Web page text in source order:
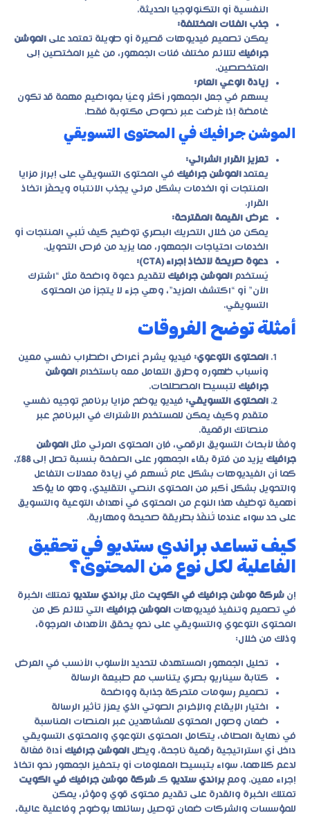
النفسية أو التكنولوجيا الحديثة.
جذب الفئات المختلفة:
يمكن تصميم فيديوهات قصيرة أو طويلة تعتمد على الموشن
جرافيك لتلائم مختلف فئات الجمهور، من غير المختصين إلى
المتخصصين.
زيادة الوعي العام:
يسهم في جعل الجمهور أكثر وعيًا بمواضيع مهمة قد تكون
غامضة إذا عُرضت عبر نصوص مكتوبة فقط.
الموشن جرافيك في المحتوى التسويقي
تعزيز القرار الشرائي:
يعتمد الموشن جرافيك في المحتوى التسويقي على إبراز مزايا
المنتجات أو الخدمات بشكل مرئي يجذب الانتباه ويحفّز اتخاذ
القرار.
عرض القيمة المقترحة:
يمكن من خلال التحريك البصري توضيح كيف تُلبي المنتجات أو
الخدمات احتياجات الجمهور، مما يزيد من فرص التحويل.
دعوة صريحة لاتخاذ إجراء (CTA):
يُستخدم الموشن جرافيك لتقديم دعوة واضحة مثل “اشترك
الآن” أو “اكتشف المزيد”، وهي جزء لا يتجزأ من المحتوى
التسويقي.
أمثلة توضح الفروقات
المحتوى التوعوي: فيديو يشرح أعراض اضطراب نفسي معين
وأسباب ظهوره وطرق التعامل معه باستخدام الموشن
جرافيك لتبسيط المصطلحات.
المحتوى التسويقي: فيديو يوضح مزايا برنامج توجيه نفسي
متقدم وكيف يمكن للمستخدم الاشتراك في البرنامج عبر
منصاتك الرقمية.
وفقًا لأبحاث التسويق الرقمي، فإن المحتوى المرئي مثل الموشن
جرافيك يزيد من فترة بقاء الجمهور على الصفحة بنسبة تصل إلى88٪ ،
كما أن الفيديوهات بشكل عام تُسهم في زيادة معدلات التفاعل
والتحويل بشكل أكبر من المحتوى النصي التقليدي، وهو ما يؤكد
أهمية توظيف هذا النوع من المحتوى في أهداف التوعية والتسويق
على حد سواء عندما تُنفّذ بطريقة صحيحة ومهارية.
كيف تساعد براندي ستديو في تحقيق
الفاعلية لكل نوع من المحتوى؟
إن شركة موشن جرافيك في الكويت مثل براندي ستديو تمتلك الخبرة
في تصميم وتنفيذ فيديوهات الموشن جرافيك التي تلائم كل من
المحتوى التوعوي والتسويقي على نحو يحقق الأهداف المرجوة،
وذلك من خلال:
تحليل الجمهور المستهدف لتحديد الأسلوب الأنسب في العرض
كتابة سيناريو بصري يتناسب مع طبيعة الرسالة
تصميم رسومات متحركة جذابة وواضحة
اختيار الإيقاع والإخراج الصوتي الذي يعزز تأثير الرسالة
ضمان وصول المحتوى للمشاهدين عبر المنصات المناسبة
في نهاية المطاف، يتكامل المحتوى التوعوي والمحتوى التسويقي
داخل أي استراتيجية رقمية ناجحة، ويظل الموشن جرافيك أداة فعّالة
لدعم كلاهما، سواء بتبسيط المعلومات أو بتحفيز الجمهور نحو اتخاذ
إجراء معين. ومع براندي ستديو كـ شركة موشن جرافيك في الكويت
تمتلك الخبرة والقدرة على تقديم محتوى قوي ومؤثر، يمكن
للمؤسسات والشركات ضمان توصيل رسائلها بوضوح وفاعلية عالية،